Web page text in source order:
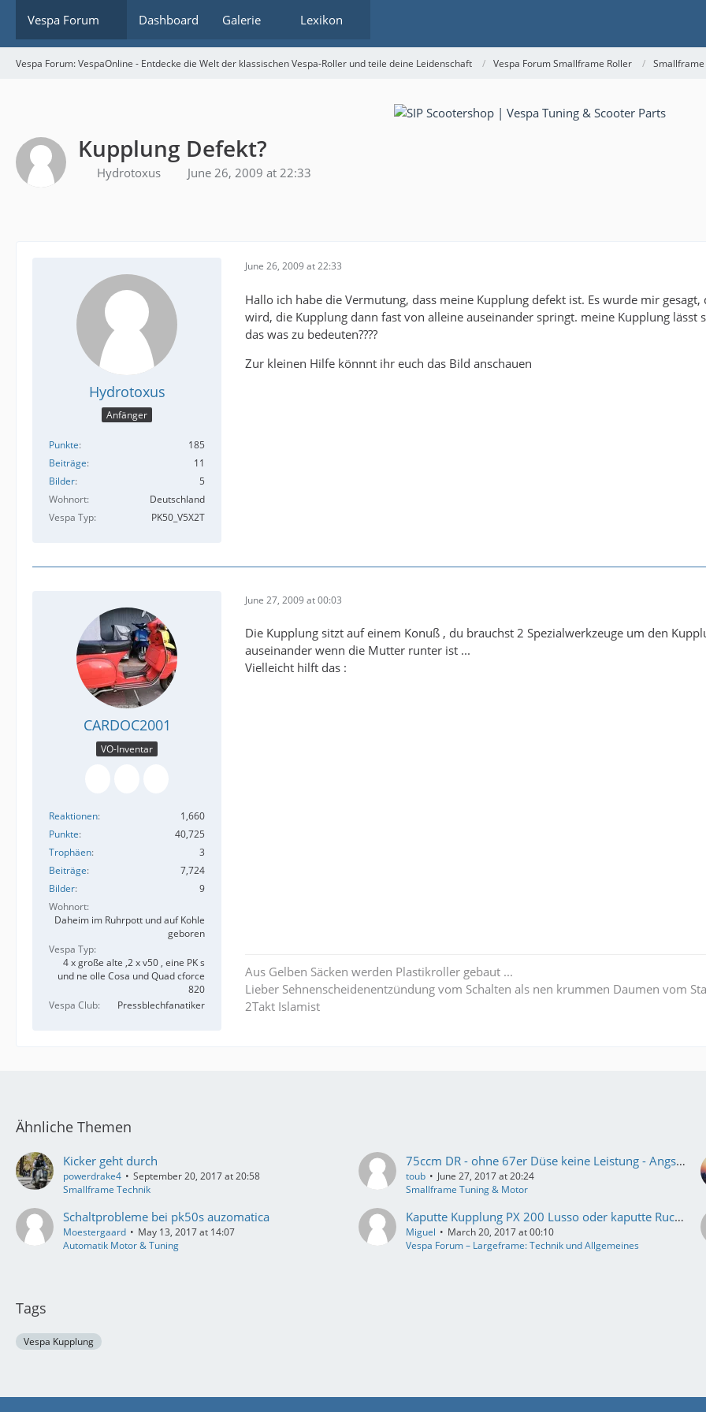
Vespa Forum Dashboard Galerie Lexikon
Vespa Forum: VespaOnline - Entdecke die Welt der klassischen Vespa-Roller und teile deine Leidenschaft Vespa Forum Smallframe Roller
Kupplung Defekt?
Hydrotoxus June 26, 2009 at 22:33
Hydrotoxus
Anfänger
Punkte
185
Beiträge
11
Bilder
5
Wohnort
Deutschland
Vespa Typ
PK50_V5X2T
June 26, 2009 at 22:33
Hallo ich habe die Vermutung, dass meine Kupplung defekt ist. Es wurde mir
wird, die Kupplung dann fast von alleine auseinander springt. meine Kupplung
das was zu bedeuten????
Zur kleinen Hilfe könnnt ihr euch das Bild anschauen
CARDOC2001
VO-Inventar
Reaktionen
1,660
Punkte
40,725
Trophäen
3
Beiträge
7,724
Bilder
9
Wohnort
Daheim im Ruhrpott und auf Kohle
geboren
Vespa Typ
4 x große alte ,2 x v50 , eine PK s
und ne olle Cosa und Quad cforce
820
Vespa Club
Pressblechfanatiker
June 27, 2009 at 00:03
Die Kupplung sitzt auf einem Konuß , du brauchst 2 Spezialwerkzeuge um den
auseinander wenn die Mutter runter ist ...
Vielleicht hilft das :
Aus Gelben Säcken werden Plastikroller gebaut ...
Lieber Sehnenscheidenentzündung vom Schalten als nen krummen Daumen vom
2Takt Islamist
Ähnliche Themen
Kicker geht durch
powerdrake4
September 20, 2017 at 20:58
Smallframe Technik
75ccm DR - ohne 67er Düse keine Leistung - Angst fährt mit
toub
June 27, 2017 at 20:24
Smallframe Tuning & Motor
Schaltprobleme bei pk50s auzomatica
Moestergaard
May 13, 2017 at 14:07
Automatik Motor & Tuning
Kaputte Kupplung PX 200 Lusso oder kaputte Ruckfedern Primärkranz
Miguel
March 20, 2017 at 00:10
Vespa Forum – Largeframe: Technik und Allgemeines
Tags
Vespa Kupplung